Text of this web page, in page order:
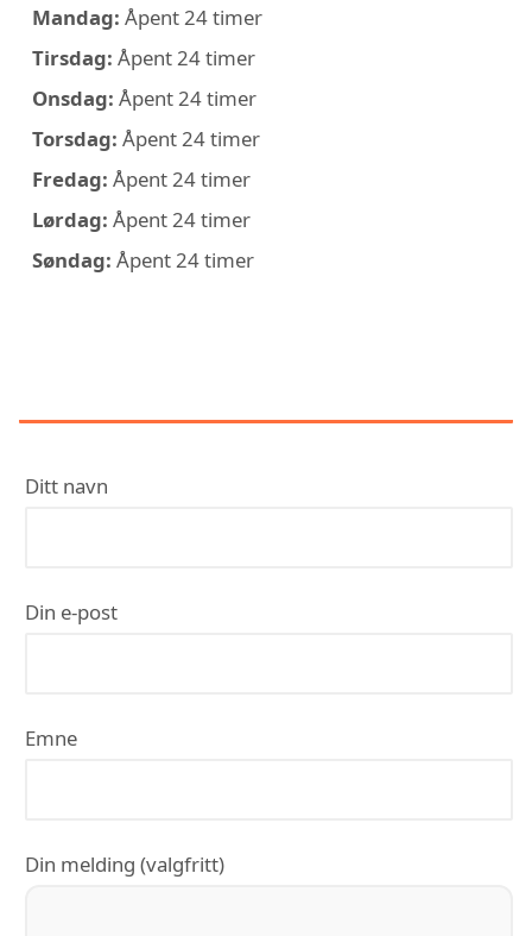
Mandag: Åpent 24 timer
Tirsdag: Åpent 24 timer
Onsdag: Åpent 24 timer
Torsdag: Åpent 24 timer
Fredag: Åpent 24 timer
Lørdag: Åpent 24 timer
Søndag: Åpent 24 timer
Ditt navn
Din e-post
Emne
Din melding (valgfritt)